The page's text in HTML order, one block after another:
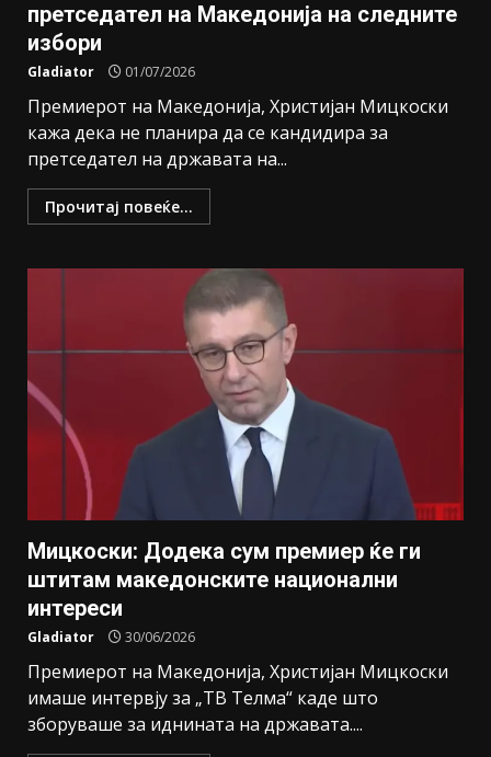
претседател на Македонија на следните
избори
Gladiator 01/07/2026
Премиерот на Македонија, Христијан Мицкоски
кажа дека не планира да се кандидира за
претседател на државата на...
Прочитај повеќе...
Мицкоски: Додека сум премиер ќе ги
штитам македонските национални
интереси
Gladiator 30/06/2026
Премиерот на Македонија, Христијан Мицкоски
имаше интервју за „ТВ Телма“ каде што
зборуваше за иднината на државата....